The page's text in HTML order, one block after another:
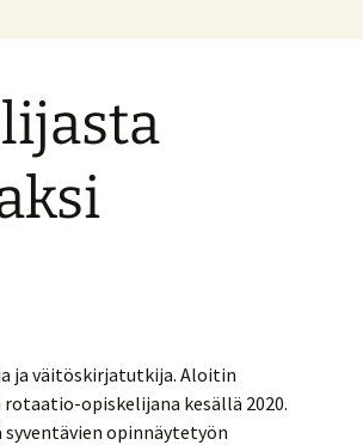
ja väitöskirjatutkija. Aloitin
opiskelijana kesällä 2020.
opinnäytetyön